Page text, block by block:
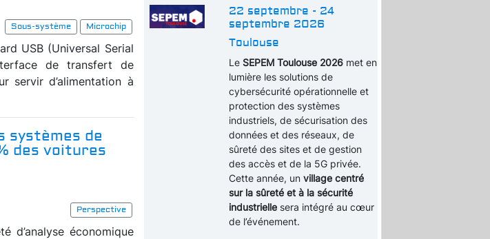
Sous-système
Microchip
USB (Universal Serial
de transfert de
servir d’alimentation à
systèmes de
des voitures
Perspective
d’analyse économique
22 septembre - 24
septembre 2026
Toulouse
Le SEPEM Toulouse 2026met en
lumière les solutions de
cybersécurité opérationnelle et
protection des systèmes
industriels, de sécurisation des
données et des réseaux, de
sûreté des sites et de gestion
des accès et de la 5G privée.
Cette année, un village centré
sur la sûreté et à la sécurité
industriellesera intégré au cœur
de l’événement.